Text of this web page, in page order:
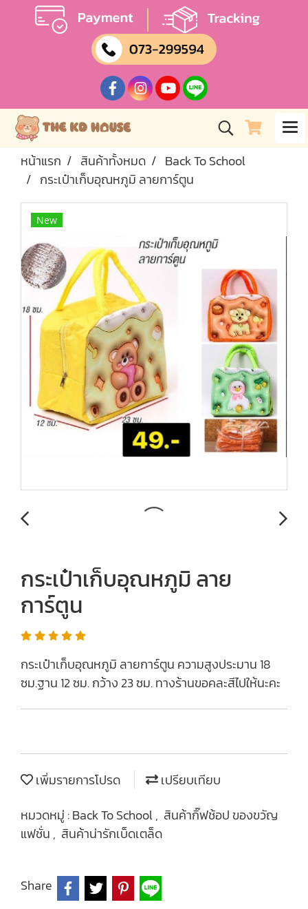
หน้าแรก สินค้าทั้งหมด
Back To School
กระเป๋าเก็บอุณหภูมิ ลายการ์ตูน
New
กระเป๋าเก็บอุณหภูมิ ลาย
การ์ตูน
กระเป๋าเก็บอุณหภูมิ ลายการ์ตูน ความสูงประมาน 18
ซม.ฐาน 12 ซม. กว้าง 23 ซม. ทางร้านขอคละสีไปให้นะคะ
เพิ่มรายการโปรด
เปรียบเทียบ
หมวดหมู่ :Back To School, สินค้ากิ๊ฟช้อป ของขวัญ
แฟชั่น , สินค้าน่ารักเบ็ดเตล็ด
Share